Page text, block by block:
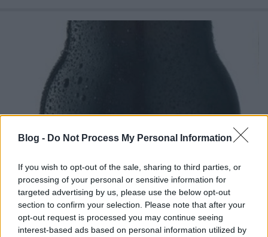
Blog - Do Not Process My Personal Information
If you wish to opt-out of the sale, sharing to third parties, or
processing of your personal or sensitive information for
targeted advertising by us, please use the below opt-out
section to confirm your selection. Please note that after your
opt-out request is processed you may continue seeing
interest-based ads based on personal information utilized by
Val-Dieu Grand Cru quadrupel
bottleopener 2022. május 07.